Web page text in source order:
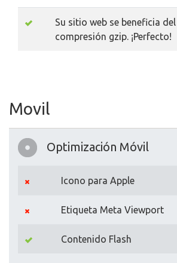
Su sitio web se beneficia
compresión gzip. ¡Perfecto!
Movil
Optimización Móvil
Icono para Apple
Etiqueta Meta Viewport
Contenido Flash